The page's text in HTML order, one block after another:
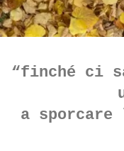
“finché ci
a sporcare